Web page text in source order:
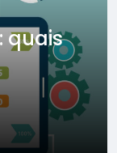
quais